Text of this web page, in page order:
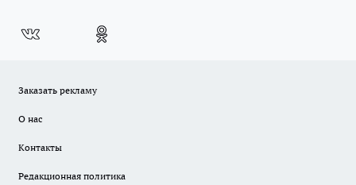
Заказать рекламу
О нас
Контакты
Редакционная политика